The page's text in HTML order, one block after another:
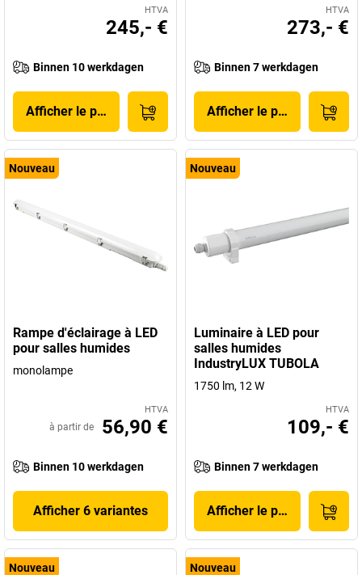
HTVA
245,- €
Binnen 10 werkdagen
Afficher le produit
HTVA
273,- €
Binnen 7 werkdagen
Afficher le produit
Nouveau
Rampe d'éclairage à LED
pour salles humides
monolampe
HTVA
à partir de 56,90 €
Binnen 10 werkdagen
Afficher 6 variantes
Nouveau
Luminaire à LED pour
salles humides
IndustryLUX TUBOLA
1750 lm, 12 W
HTVA
109,- €
Binnen 7 werkdagen
Afficher le produit
Nouveau Nouveau